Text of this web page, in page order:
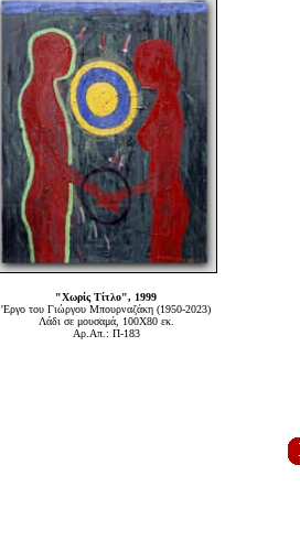
"Χωρίς Τίτλο", 1999
'Εργο του Γιώργου Μπουρναζάκη (1950-2023)
Λάδι σε μουσαμά, 100Χ80 εκ.
Αρ.Απ.: Π-183